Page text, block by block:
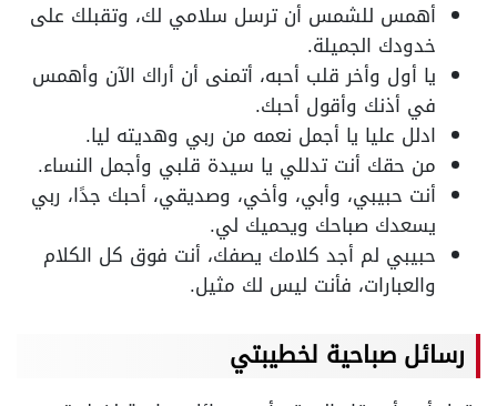
أهمس للشمس أن ترسل سلامي لك، وتقبلك على
خدودك الجميلة.
يا أول وأخر قلب أحبه، أتمنى أن أراك الآن وأهمس
في أذنك وأقول أحبك.
ادلل عليا يا أجمل نعمه من ربي وهديته ليا.
من حقك أنت تدللي يا سيدة قلبي وأجمل النساء.
أنت حبيبي، وأبي، وأخي، وصديقي، أحبك جدًا، ربي
يسعدك صباحك ويحميك لي.
حبيبي لم أجد كلامك يصفك، أنت فوق كل الكلام
والعبارات، فأنت ليس لك مثيل.
رسائل صباحية لخطيبتي